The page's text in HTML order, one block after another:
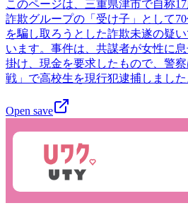
このページは、三重県津市で自称
詐欺グループの「受け子」として
を騙し取ろうとした詐欺未遂の疑
います。事件は、共謀者が女性に
掛け、現金を要求したもので、警
戦」で高校生を現行犯逮捕しました
Open save